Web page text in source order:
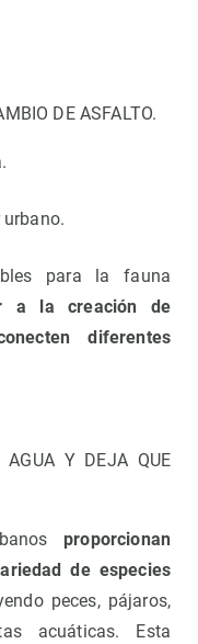
DE ASFALTO.
para la fauna
a la creación de
diferentes
AGUA Y DEJA QUE
proporcionan
de especies
peces, pájaros,
acuáticas. Esta